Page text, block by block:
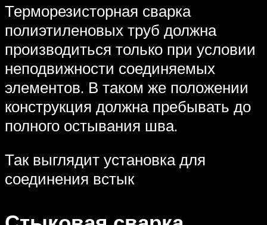
Терморезисторная сварка
полиэтиленовых труб должна
производиться только при условии
неподвижности соединяемых
элементов. В таком же положении
конструкция должна пребывать до
полного остывания шва.
Так выглядит установка для
соединения встык